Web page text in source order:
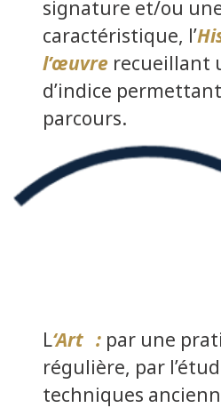
signature et/ou
caractéristique, l’
l’œuvre recueillant
d’indice
parcours.
L‘Art : par une
régulière, par
techniques